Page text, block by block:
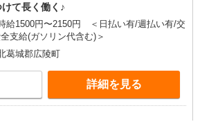
けて長く働く♪
給1500円〜2150円 ＜日払い有/週払い有/交
支給(ガソリン代含む)＞
葛城郡広陵町
詳細を見る